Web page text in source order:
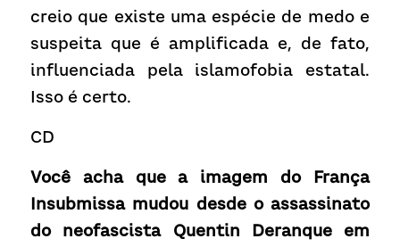
creio que existe uma espécie de medo e
suspeita que é amplificada e, de fato,
influenciada pela islamofobia estatal.
Isso é certo.
CD
Você acha que a imagem do França
Insubmissa mudou desde o assassinato
do neofascista Quentin Deranque em